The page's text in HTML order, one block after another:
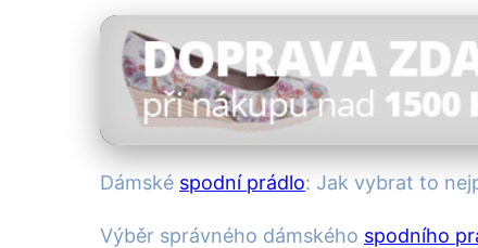
Výběr spodního prádla
Jak Vybrat
14. 8. 2025· 4 min čtení · Autor: Adéla Novotná
Dámské spodní prádlo: Jak vybrat to
Výběr správného dámského spodního